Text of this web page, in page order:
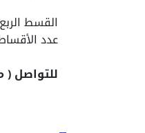
القسط الربع
عدد الأقساط
للتواصل (